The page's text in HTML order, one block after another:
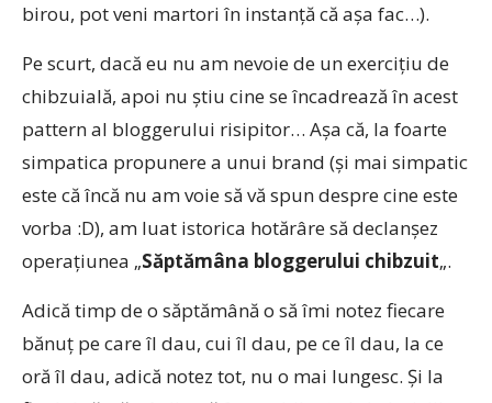
birou, pot veni martori în instanţă că aşa fac…).
Pe scurt, dacă eu nu am nevoie de un exerciţiu de
chibzuială, apoi nu ştiu cine se încadrează în acest
pattern al bloggerului risipitor… Aşa că, la foarte
simpatica propunere a unui brand (şi mai simpatic
este că încă nu am voie să vă spun despre cine este
vorba :D), am luat istorica hotărâre să declanşez
operaţiunea „Săptămâna bloggerului chibzuit„.
Adică timp de o săptămână o să îmi notez fiecare
bănuţ pe care îl dau, cui îl dau, pe ce îl dau, la ce
oră îl dau, adică notez tot, nu o mai lungesc. Şi la